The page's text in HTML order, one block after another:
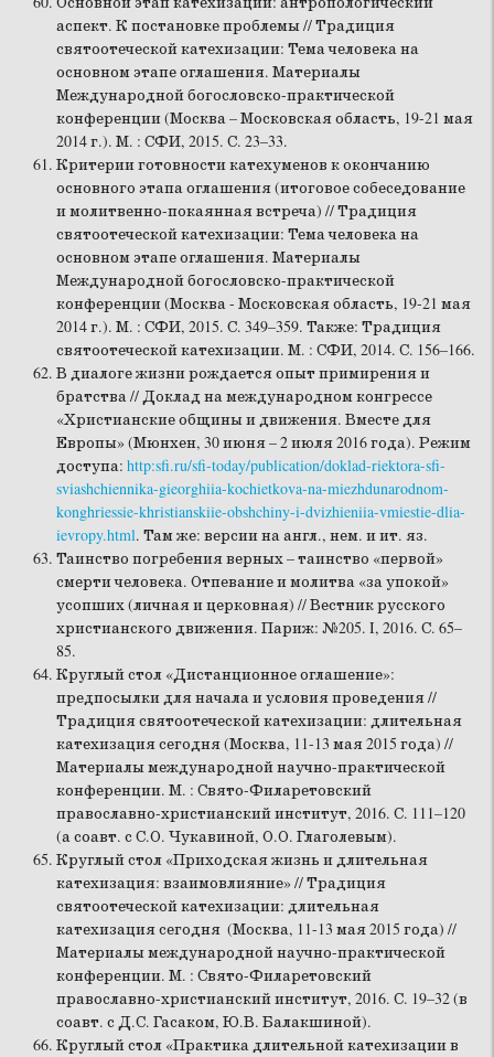
аспект. К постановке проблемы // Традиция
святоотеческой катехизации: Тема человека на
основном этапе оглашения. Материалы
Международной богословско-практической
конференции (Москва – Московская область, 19-21 мая
2014 г.). М. : СФИ, 2015. С. 23–33.
Критерии готовности катехуменов к окончанию
основного этапа оглашения (итоговое собеседование
и молитвенно-покаянная встреча) // Традиция
святоотеческой катехизации: Тема человека на
основном этапе оглашения. Материалы
Международной богословско-практической
конференции (Москва - Московская область, 19-21 мая
2014 г.). М. : СФИ, 2015. С. 349–359. Также: Традиция
святоотеческой катехизации. М. : СФИ, 2014. С. 156–166.
В диалоге жизни рождается опыт примирения и
братства // Доклад на международном конгрессе
«Христианские общины и движения. Вместе для
Европы» (Мюнхен, 30 июня – 2 июля 2016 года). Режим
доступа: http:sfi.ru/sfi-today/publication/doklad-riektora-sfi-
sviashchiennika-gieorghiia-kochietkova-na-miezhdunarodnom-
konghriessie-khristianskiie-obshchiny-i-dvizhieniia-vmiestie-dlia-
ievropy.html. Там же: версии на англ., нем. и ит. яз.
Таинство погребения верных – таинство «первой»
смерти человека. Отпевание и молитва «за упокой»
усопших (личная и церковная) // Вестник русского
христианского движения. Париж: №205. I, 2016. С. 65–
85.
Круглый стол «Дистанционное оглашение»:
предпосылки для начала и условия проведения //
Традиция святоотеческой катехизации: длительная
катехизация сегодня (Москва, 11-13 мая 2015 года) //
Материалы международной научно-практической
конференции. М. : Свято-Филаретовский
православно-христианский институт, 2016. С. 111–120
(а соавт. с С.О. Чукавиной, О.О. Глаголевым).
Круглый стол «Приходская жизнь и длительная
катехизация: взаимовлияние» // Традиция
святоотеческой катехизации: длительная
катехизация сегодня (Москва, 11-13 мая 2015 года) //
Материалы международной научно-практической
конференции. М. : Свято-Филаретовский
православно-христианский институт, 2016. С. 19–32 (в
соавт. с Д.С. Гасаком, Ю.В. Балакшиной).
Круглый стол «Практика длительной катехизации в